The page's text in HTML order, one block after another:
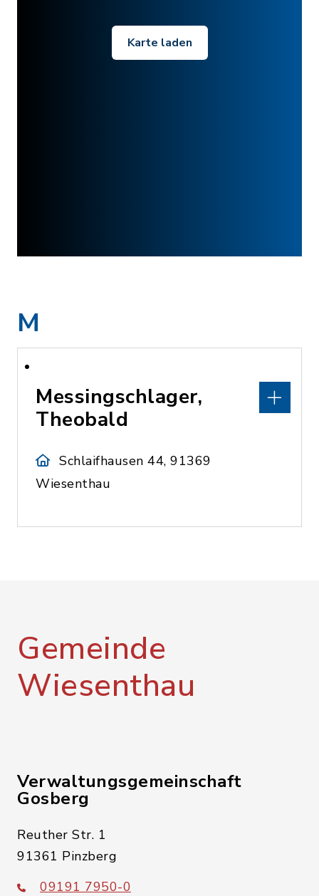
Karte laden
M
Messingschlager,
Theobald
Schlaifhausen 44, 91369
Wiesenthau
Gemeinde
Wiesenthau
Verwaltungsgemeinschaft
Gosberg
Reuther Str. 1
91361 Pinzberg
09191 7950-0